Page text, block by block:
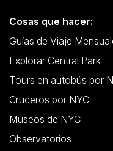
Cosas que hacer:
Guías de Viaje
Explorar Central Park
Tours en autobús por
Cruceros por NYC
Museos de NYC
Observatorios